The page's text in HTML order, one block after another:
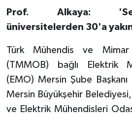
Prof. Alkaya:
üniversitelerden 30'a
Türk Mühendis ve Mimar
(TMMOB) bağlı Elektrik
(EMO) Mersin Şube
Mersin Büyükşehir
ve Elektrik Mühendisleri